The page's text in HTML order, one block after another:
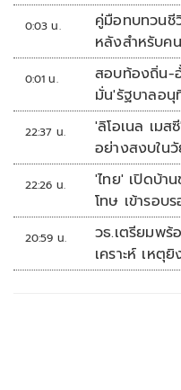
0:03 น.
คู่มือทบทวนชี
หลังสำหรับค
0:01 น.
สอบท้องถิ่น-
มั่น'รัฐบาลอนุ
22:37 น.
'ลิโอเนล เม
อย่างสงบใน
22:26 น.
'ไทย' เปิดบ้า
โทษ เข้ารอบ
20:59 น.
วธ.เตรียมพร้
เคราะห์ เหตุยิ